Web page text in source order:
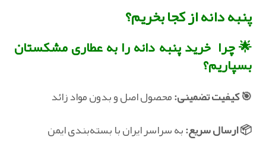
پنبه دانه از کجا بخریم؟
🌟 چرا خرید پنبه‌ دانه را به عطاری مشکستان
بسپاریم؟
🎯 کیفیت تضمینی:محصول اصل و بدون مواد زائد‏
📦 ارسال سریع:به سراسر ایران با بسته‌بندی ایمن